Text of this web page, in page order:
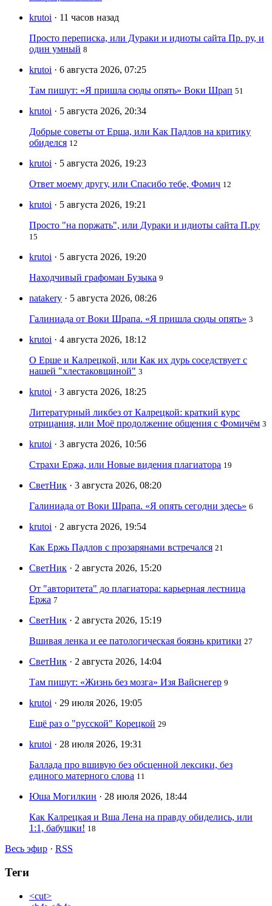
krutoi · 11 часов назад
Просто переписка, или Дураки и идиоты сайта Пр. ру, и
один умный 8
krutoi · 6 августа 2026, 07:25
Там пишут: «Я пришла сюды опять» Воки Шрап 51
krutoi · 5 августа 2026, 20:34
Добрые советы от Ерша, или Как Падлов на критику
обиделся 12
krutoi · 5 августа 2026, 19:23
Ответ моему другу, или Спасибо тебе, Фомич 12
krutoi · 5 августа 2026, 19:21
Просто "на поржать", или Дураки и идиоты сайта П.ру
15
krutoi · 5 августа 2026, 19:20
Находчивый графоман Бузыка 9
natakery · 5 августа 2026, 08:26
Галиниада от Воки Шрапа. «Я пришла сюды опять» 3
krutoi · 4 августа 2026, 18:12
О Ерше и Калрецкой, или Как их дурь соседствует с
нашей "хлестаковщиной" 3
krutoi · 3 августа 2026, 18:25
Литературный ликбез от Калрецкой: краткий курс
отрицания, или Моё продолжение общения с Фомичём 3
krutoi · 3 августа 2026, 10:56
Страхи Ержа, или Новые видения плагиатора 19
СветНик · 3 августа 2026, 08:20
Галиниада от Воки Шрапа. «Я опять сегодни здесь» 6
krutoi · 2 августа 2026, 19:54
Как Ержь Падлов с прозарянами встречался 21
СветНик · 2 августа 2026, 15:20
От "авторитета" до плагиатора: карьерная лестница
Ержа 7
СветНик · 2 августа 2026, 15:19
Вшивая ленка и ее патологическая боязнь критики 27
СветНик · 2 августа 2026, 14:04
Там пишут: «Жизнь без мозга» Изя Вайснегер 9
krutoi · 29 июля 2026, 19:05
Ещё раз о "русской" Корецкой 29
krutoi · 28 июля 2026, 19:31
Баллада про вшивую без обсценной лексики, без
единого матерного слова 11
Юша Могилкин · 28 июля 2026, 18:44
Как Калрецкая и Вша Лена на правду обиделись, или
1:1, бабушки! 18
Весь эфир · RSS
Теги
<cut>